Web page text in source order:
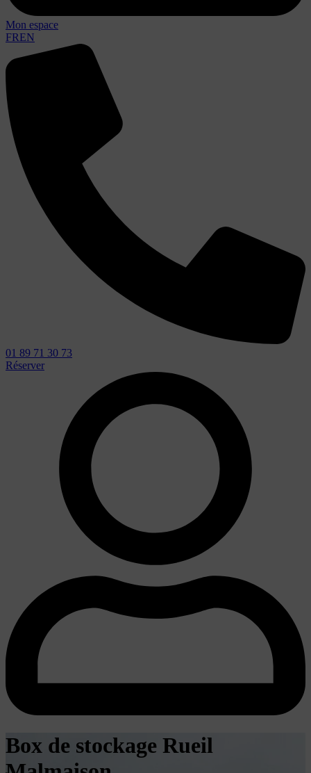
Mon espace
FREN
01 89 71 30 73
Réserver
Box de stockage Rueil